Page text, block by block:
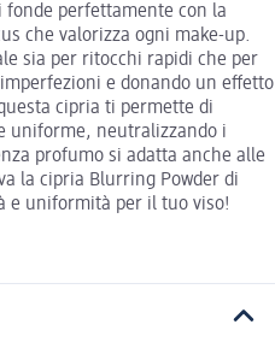
perfettamente con la
che valorizza ogni make-up.
sia per ritocchi rapidi che per
e donando un effetto
cipria ti permette di
uniforme, neutralizzando i
profumo si adatta anche alle
la cipria Blurring Powder di
e uniformità per il tuo viso!